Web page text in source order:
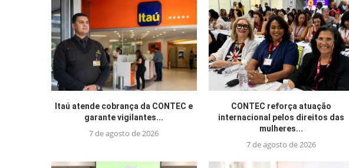
Itaú atende cobrança da CONTEC e
garante vigilantes...
7 de agosto de 2026
CONTEC reforça atuação
internacional pelos direitos das
mulheres...
7 de agosto de 2026